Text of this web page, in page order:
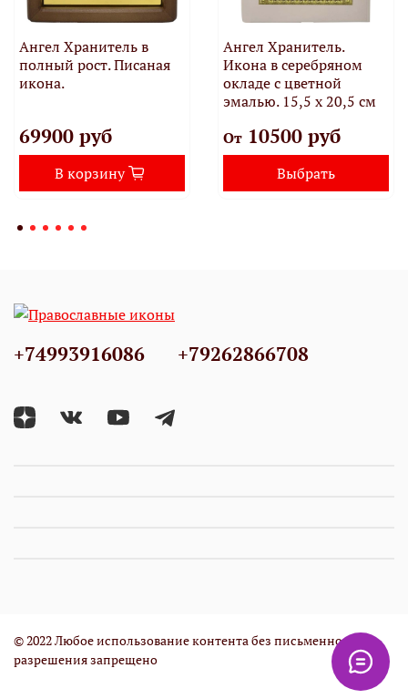
Ангел Хранитель в
полный рост. Писаная
икона.
69900 руб
В корзину
Ангел Хранитель.
Икона в серебряном
окладе с цветной
эмалью. 15,5 х 20,5 см
От10500 руб
Выбрать
+74993916086 +79262866708
© 2022 Любое использование контента без письменного
разрешения запрещено